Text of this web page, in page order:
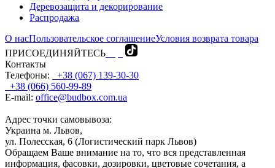
Деревозащита и декорирование
Распродажа
О насПользовательское соглашениеУсловия возврата товара
ПРИСОЕДИНЯЙТЕСЬ
Контакты
Телефоны:
+38 (067) 139-30-30
+38 (066) 560-99-89
E-mail: office@budbox.com.ua
Адрес точки самовывоза:
Украина м. Львов,
ул. Полесская, 6 (Логистический парк Львов)
Обращаем Ваше внимание на то, что вся представленная
информация, фасовки, дозировки, цветовые сочетания, а